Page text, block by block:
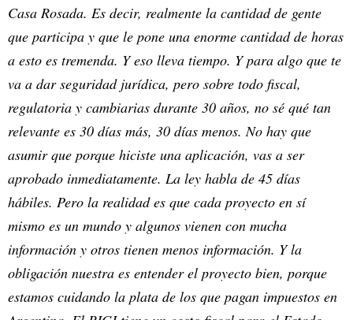
Casa Rosada. Es decir, realmente la cantidad de gente
que participa y que le pone una enorme cantidad de horas
a esto es tremenda. Y eso lleva tiempo. Y para algo que te
va a dar seguridad jurídica, pero sobre todo fiscal,
regulatoria y cambiarias durante 30 años, no sé qué tan
relevante es 30 días más, 30 días menos. No hay que
asumir que porque hiciste una aplicación, vas a ser
aprobado inmediatamente. La ley habla de 45 días
hábiles. Pero la realidad es que cada proyecto en sí
mismo es un mundo y algunos vienen con mucha
información y otros tienen menos información. Y la
obligación nuestra es entender el proyecto bien, porque
estamos cuidando la plata de los que pagan impuestos en